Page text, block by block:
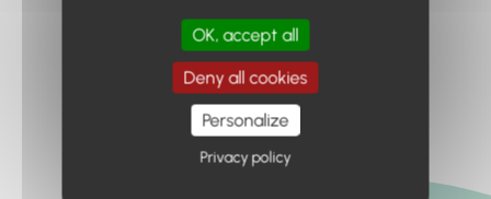
Retour à l'accueil
OK, accept all
Deny all cookies
Personalize
Privacy policy